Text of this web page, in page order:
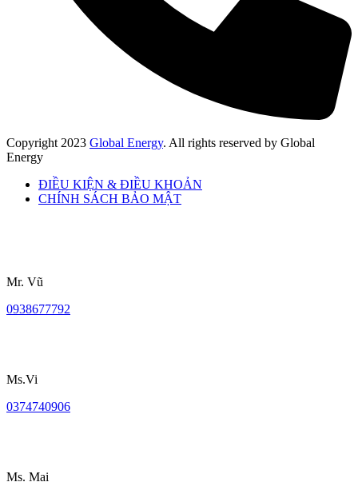
Copyright 2023 Global Energy. All rights reserved by Global
Energy
ĐIỀU KIỆN & ĐIỀU KHOẢN
CHÍNH SÁCH BẢO MẬT
Mr. Vũ
0938677792
Ms.Vi
0374740906
Ms. Mai